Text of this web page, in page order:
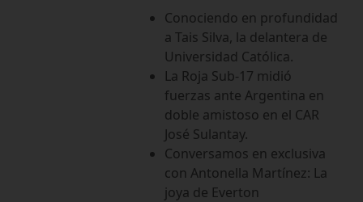
Conociendo en profundidad
a Tais Silva, la delantera de
Universidad Católica.
La Roja Sub-17 midió
fuerzas ante Argentina en
doble amistoso en el CAR
José Sulantay.
Conversamos en exclusiva
con Antonella Martínez: La
joya de Everton